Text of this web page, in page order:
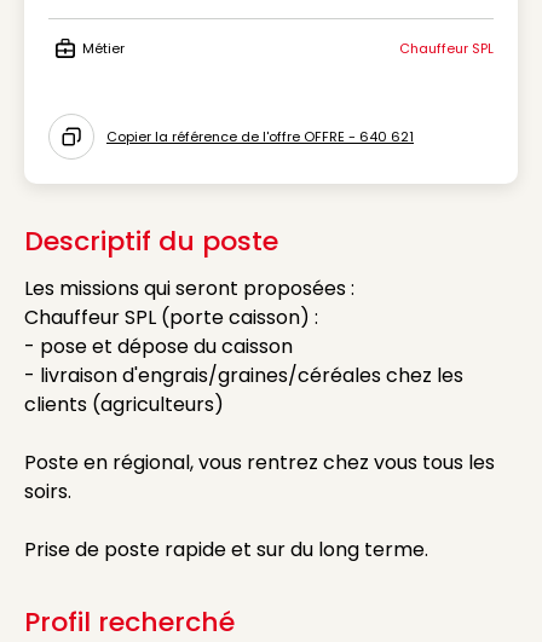
Icon Période de disponibilité
Métier Chauffeur SPL
Icon copy to clipboard
Copier la référence de l'offre OFFRE - 640 621
Descriptif du poste
Les missions qui seront proposées :
Chauffeur SPL (porte caisson) :
- pose et dépose du caisson
- livraison d'engrais/graines/céréales chez les
clients (agriculteurs)
Poste en régional, vous rentrez chez vous tous les
soirs.
Prise de poste rapide et sur du long terme.
Profil recherché